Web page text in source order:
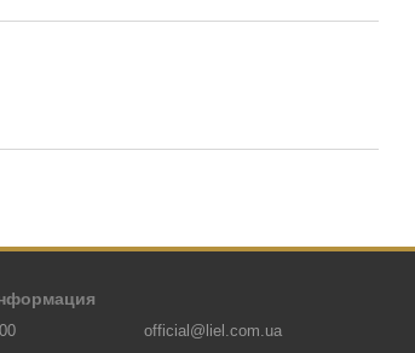
official@liel.com.ua